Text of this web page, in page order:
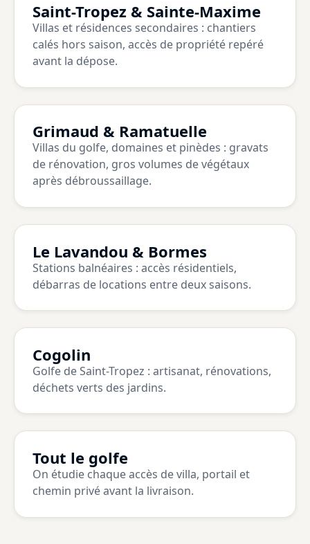
Saint-Tropez & Sainte-Maxime
Villas et résidences secondaires : chantiers
calés hors saison, accès de propriété repéré
avant la dépose.
Grimaud & Ramatuelle
Villas du golfe, domaines et pinèdes : gravats
de rénovation, gros volumes de végétaux
après débroussaillage.
Le Lavandou & Bormes
Stations balnéaires : accès résidentiels,
débarras de locations entre deux saisons.
Cogolin
Golfe de Saint-Tropez : artisanat, rénovations,
déchets verts des jardins.
Tout le golfe
On étudie chaque accès de villa, portail et
chemin privé avant la livraison.